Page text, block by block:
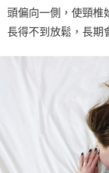
頭偏向一側，使頸椎
長得不到放鬆，長期